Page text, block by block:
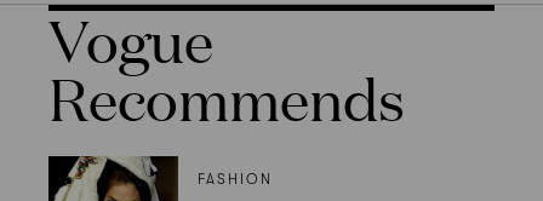
Vogue
Recommends
FASHION